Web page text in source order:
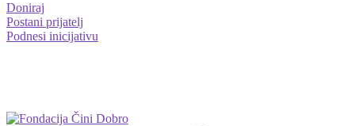
Doniraj
Postani prijatelj
Podnesi inicijativu